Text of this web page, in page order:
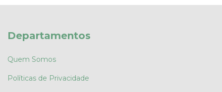
Departamentos
Quem Somos
Políticas de Privacidade